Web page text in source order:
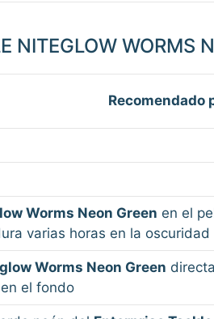
NITEGLOW WORMS
Recomendado
Worms Neon Green en el
varias horas en la oscuridad
Worms Neon Green
el fondo